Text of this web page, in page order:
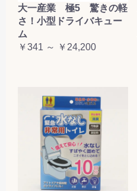
大一産業 極5 驚きの軽
さ！小型ドライバキュー
ム
￥341 ～ ￥24,200